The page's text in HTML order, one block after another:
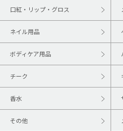
口紅・リップ・グロス
ネイル用品
ボディケア用品
チーク
香水
その他